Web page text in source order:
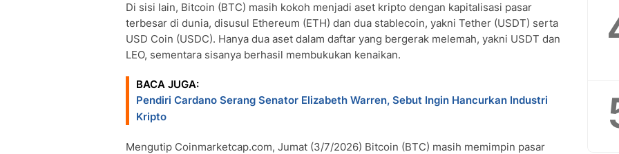
Di sisi lain, Bitcoin (BTC) masih kokoh menjadi aset kripto dengan kapitalisasi pasar
terbesar di dunia, disusul Ethereum (ETH) dan dua stablecoin, yakni Tether (USDT) serta
USD Coin (USDC). Hanya dua aset dalam daftar yang bergerak melemah, yakni USDT dan
LEO, sementara sisanya berhasil membukukan kenaikan.
BACA JUGA:
Pendiri Cardano Serang Senator Elizabeth Warren, Sebut Ingin Hancurkan Industri
Kripto
Mengutip Coinmarketcap.com, Jumat (3/7/2026) Bitcoin (BTC) masih memimpin pasar